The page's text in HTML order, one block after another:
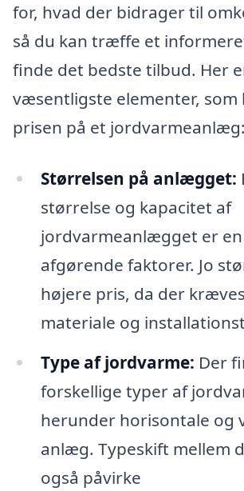
for, hvad der bidrager til
så du kan træffe et
finde det bedste tilbud. Her
væsentligste elementer, som
prisen på et jordvarmeanlæg:
Størrelsen på anlægget:
størrelse og kapacitet af
jordvarmeanlægget er en
afgørende faktorer. Jo
højere pris, da der
materiale og
Type af jordvarme: Der
forskellige typer af
herunder horisontale og
anlæg. Typeskift mellem
også påvirke